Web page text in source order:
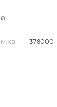
м.кв — 378000